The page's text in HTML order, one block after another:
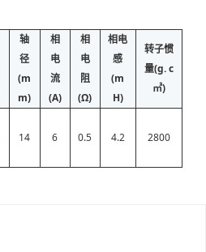
轴
径
(m
m)
相
电
流
(A)
相
电
阻
(Ω)
相电
感
(m
H)
转子惯
量(g. c
㎡)
14 6 0.5 4.2 2800